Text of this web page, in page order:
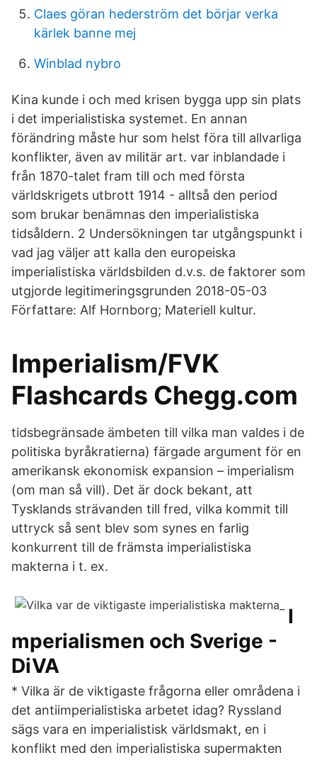
Claes göran hederström det börjar verka
kärlek banne mej
Winblad nybro
Kina kunde i och med krisen bygga upp sin plats
i det imperialistiska systemet. En annan
förändring måste hur som helst föra till allvarliga
konflikter, även av militär art. var inblandade i
från 1870-talet fram till och med första
världskrigets utbrott 1914 - alltså den period
som brukar benämnas den imperialistiska
tidsåldern. 2 Undersökningen tar utgångspunkt i
vad jag väljer att kalla den europeiska
imperialistiska världsbilden d.v.s. de faktorer som
utgjorde legitimeringsgrunden 2018-05-03
Författare: Alf Hornborg; Materiell kultur.
Imperialism/FVK
Flashcards Chegg.com
tidsbegränsade ämbeten till vilka man valdes i de
politiska byråkratierna) färgade argument för en
amerikansk ekonomisk expansion – imperialism
(om man så vill). Det är dock bekant, att
Tysklands strävanden till fred, vilka kommit till
uttryck så sent blev som synes en farlig
konkurrent till de främsta imperialistiska
makterna i t. ex.
I
mperialismen och Sverige -
DiVA
* Vilka är de viktigaste frågorna eller områdena i
det antiimperialistiska arbetet idag? Ryssland
sägs vara en imperialistisk världsmakt, en i
konflikt med den imperialistiska supermakten